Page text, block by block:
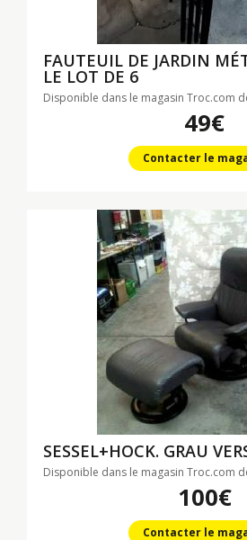
FAUTEUIL DE JARDIN
LE LOT DE 6
Disponible dans le magasin Troc.com
49€
Contacter le
SESSEL+HOCK. GRAU
Disponible dans le magasin Troc.com
100€
Contacter le